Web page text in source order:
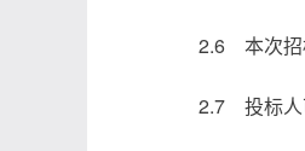
2.6 本次招
2.7 投标人